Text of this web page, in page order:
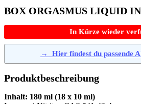
BOX ORGASMUS LIQUID
In Kürze wieder
→ Hier findest du passende
Produktbeschreibung
Inhalt: 180 ml (18 x 10 ml)